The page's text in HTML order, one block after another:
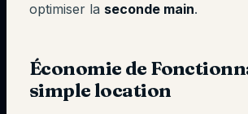
optimiser la seconde main.
Économie de
simple location